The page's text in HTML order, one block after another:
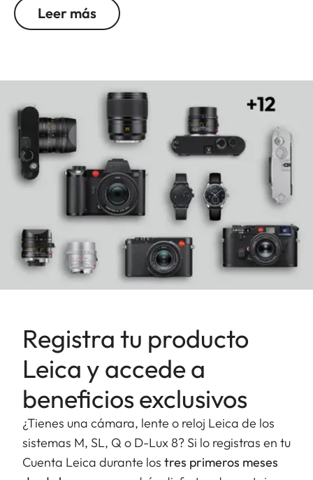
extremadamente versátil. Destaca sobre todo en
la fotografía de naturaleza, fauna, deportes y
y aperturas.
Como opción adicional, el nuevo Leica Extender L
1,4x amplía aún más la distancia focal del Vario-
Elmar-SL 100-400 f/5-6,3 hasta un rango de 140-
560 mm.
Leer más
Registra tu producto
Leica y accede a
beneficios exclusivos
¿Tienes una cámara, lente o reloj Leica de los
sistemas M, SL, Q o D-Lux 8? Si lo registras en tu
Cuenta Leica durante los tres primeros meses